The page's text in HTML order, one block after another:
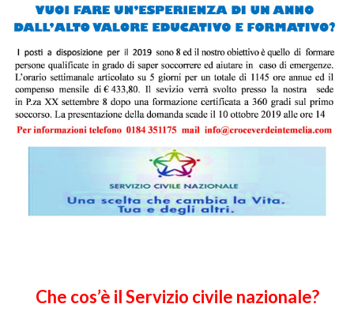
Che cos’è il Servizio civile nazionale?